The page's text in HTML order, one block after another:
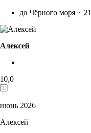
до Чёрного моря ~
Алексей
10,0
июнь 2026
Алексей